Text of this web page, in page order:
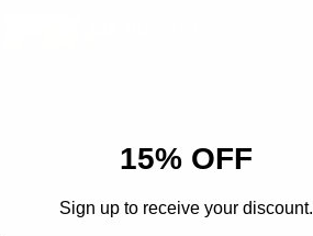
15% OFF
Sign up to receive your discount.